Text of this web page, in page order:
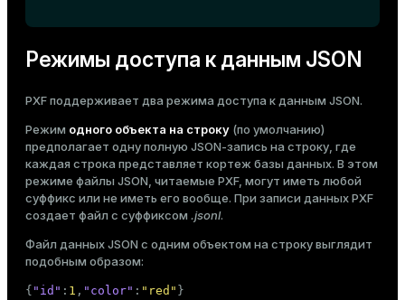
Режимы доступа к данным JSON
PXF поддерживает два режима доступа к данным JSON.
Режим одного объекта на строку (по умолчанию)
предполагает одну полную JSON-запись на строку, где
каждая строка представляет кортеж базы данных. В этом
режиме файлы JSON, читаемые PXF, могут иметь любой
суффикс или не иметь его вообще. При записи данных PXF
создает файл с суффиксом .jsonl.
Файл данных JSON с одним объектом на строку выглядит
подобным образом:
{ "id" : 1 , "color" : "red" }